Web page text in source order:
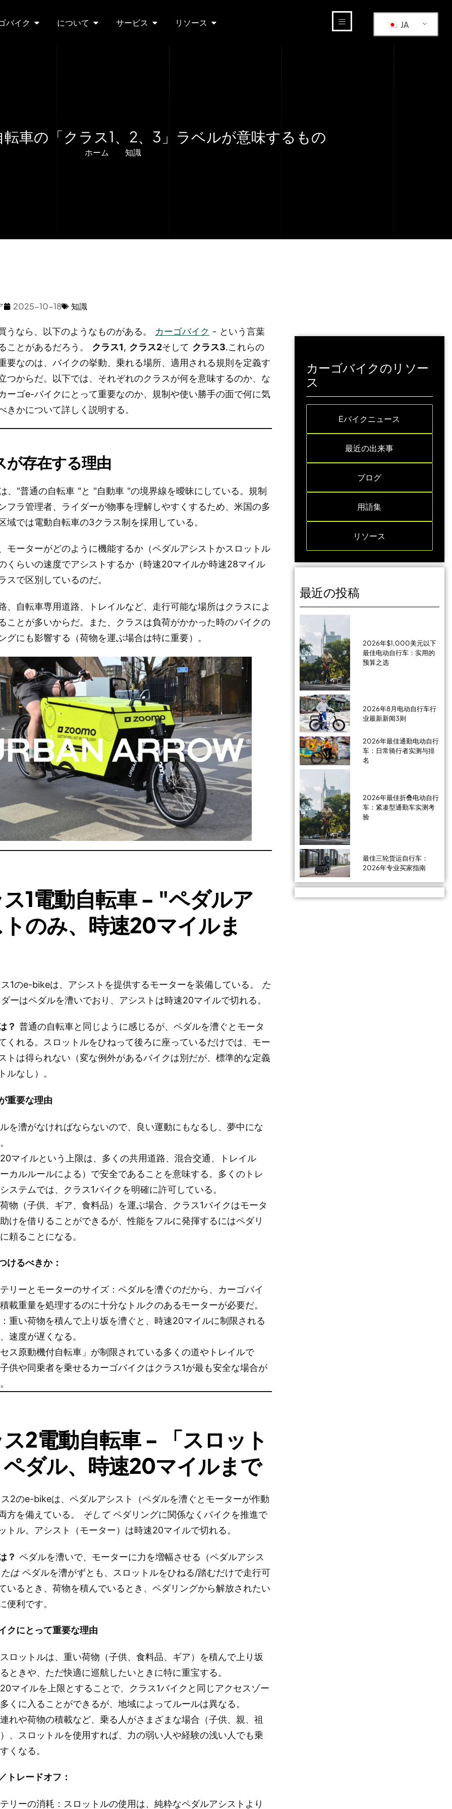
バイク について サービス リソース JA
車の「クラス1、2、3」ラベルが意味するもの
ホーム 知識
2025-10-18 知識
うなら、以下のようなものがある。 カーゴバイク - という言葉
ことがあるだろう。 クラス1, クラス2そして クラス3.これらの
要なのは、バイクの挙動、乗れる場所、適用される規則を定義す
つからだ。以下では、それぞれのクラスが何を意味するのか、な
ーゴe-バイクにとって重要なのか、規制や使い勝手の面で何に気
きかについて詳しく説明する。
が存在する理由
、"普通の自転車 "と "自動車 "の境界線を曖昧にしている。規制
フラ管理者、ライダーが物事を理解しやすくするため、米国の多
域では電動自転車の3クラス制を採用している。
モーターがどのように機能するか（ペダルアシストかスロットル
くらいの速度でアシストするか（時速20マイルか時速28マイル
スで区別しているのだ。
、自転車専用道路、トレイルなど、走行可能な場所はクラスによ
ことが多いからだ。また、クラスは負荷がかかった時のバイクの
グにも影響する（荷物を運ぶ場合は特に重要）。
1電動自転車 - "ペダルア
のみ、時速20マイルま
1のe-bikeは、アシストを提供するモーターを装備している。
た
ーはペダルを漕いでおり、アシストは時速20マイルで切れる。
？ 普通の自転車と同じように感じるが、ペダルを漕ぐとモータ
くれる。スロットルをひねって後ろに座っているだけでは、モー
トは得られない（変な例外があるバイクは別だが、標準的な定義
ルなし）。
重要な理由
を漕がなければならないので、良い運動にもなるし、夢中にな
マイルという上限は、多くの共用道路、混合交通、トレイル
カルルールによる）で安全であることを意味する。多くのトレ
ステムでは、クラス1バイクを明確に許可している。
物（子供、ギア、食料品）を運ぶ場合、クラス1バイクはモータ
けを借りることができるが、性能をフルに発揮するにはペダリ
頼ることになる。
けるべきか：
リーとモーターのサイズ：ペダルを漕ぐのだから、カーゴバイ
載重量を処理するのに十分なトルクのあるモーターが必要だ。
重い荷物を積んで上り坂を漕ぐと、時速20マイルに制限される
速度が遅くなる。
ス原動機付自転車」が制限されている多くの道やトレイルで
供や同乗者を乗せるカーゴバイクはクラス1が最も安全な場合が
2電動自転車 - 「スロット
ダル、時速20マイルまで
2のe-bikeは、ペダルアシスト（ペダルを漕ぐとモーターが作動
方を備えている。
そしてペダリングに関係なくバイクを推進で
トル。アシスト（モーター）は時速20マイルで切れる。
？ ペダルを漕いで、モーターに力を増幅させる（ペダルアシス
はペダルを漕がずとも、スロットルをひねる/踏むだけで走行可
いるとき、荷物を積んでいるとき、ペダリングから解放されたい
便利です。
クにとって重要な理由
ロットルは、重い荷物（子供、食料品、ギア）を積んで上り坂
ときや、ただ快適に巡航したいときに特に重宝する。
マイルを上限とすることで、クラス1バイクと同じアクセスゾー
くに入ることができるが、地域によってルールは異なる。
れや荷物の積載など、乗る人がさまざまな場合（子供、親、祖
、スロットルを使用すれば、力の弱い人や経験の浅い人でも乗
くなる。
トレードオフ：
リーの消耗：スロットルの使用は、純粋なペダルアシストより
カーゴバイクのリソー
ス
Eバイクニュース
最近の出来事
ブログ
用語集
リソース
最近の投稿
2026年$1,000美元以下
最佳电动自行车：实用的
预算之选
2026年8月电动自行车行
业最新新闻3则
2026年最佳通勤电动自行
车：日常骑行者实测与排
名
2026年最佳折叠电动自行
车：紧凑型通勤车实测考
验
最佳三轮货运自行车：
2026年专业买家指南